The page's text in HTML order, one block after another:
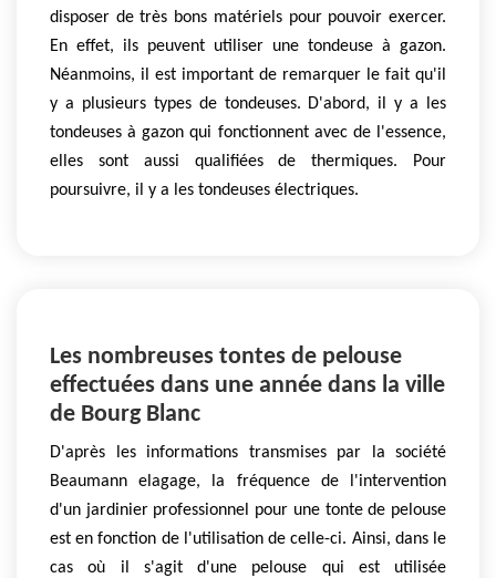
disposer de très bons matériels pour pouvoir exercer.
En effet, ils peuvent utiliser une tondeuse à gazon.
Néanmoins, il est important de remarquer le fait qu'il
y a plusieurs types de tondeuses. D'abord, il y a les
tondeuses à gazon qui fonctionnent avec de l'essence,
elles sont aussi qualifiées de thermiques. Pour
poursuivre, il y a les tondeuses électriques.
Les nombreuses tontes de pelouse
effectuées dans une année dans la ville
de Bourg Blanc
D'après les informations transmises par la société
Beaumann elagage, la fréquence de l'intervention
d'un jardinier professionnel pour une tonte de pelouse
est en fonction de l'utilisation de celle-ci. Ainsi, dans le
cas où il s'agit d'une pelouse qui est utilisée